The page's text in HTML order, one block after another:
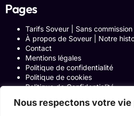
Nous respectons votre vie
Pages
Tarifs Soveur | Sans
À propos de Soveur | Notre
Contact
Mentions légales
Politique de confidentialité
Politique de cookies
Politique de Confidentialité
Blog